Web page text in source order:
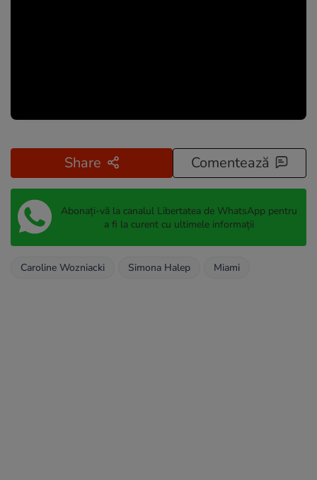
Share Comentează
Abonați-vă la canalul Libertatea de WhatsApp pentru
a fi la curent cu ultimele informații
Caroline Wozniacki Simona Halep Miami